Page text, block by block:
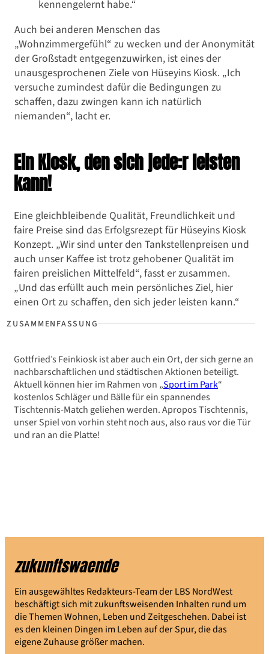
kennengelernt habe.“
Auch bei anderen Menschen das
„Wohnzimmergefühl“ zu wecken und der Anonymität
der Großstadt entgegenzuwirken, ist eines der
unausgesprochenen Ziele von Hüseyins Kiosk. „Ich
versuche zumindest dafür die Bedingungen zu
schaffen, dazu zwingen kann ich natürlich
niemanden“, lacht er.
Ein Kiosk, den sich jede:r leisten
kann!
Eine gleichbleibende Qualität, Freundlichkeit und
faire Preise sind das Erfolgsrezept für Hüseyins Kiosk
Konzept. „Wir sind unter den Tankstellenpreisen und
auch unser Kaffee ist trotz gehobener Qualität im
fairen preislichen Mittelfeld“, fasst er zusammen.
„Und das erfüllt auch mein persönliches Ziel, hier
einen Ort zu schaffen, den sich jeder leisten kann.“
Gottfried’s Feinkiosk ist aber auch ein Ort, der sich gerne an
nachbarschaftlichen und städtischen Aktionen beteiligt.
Aktuell können hier im Rahmen von „Sport im Park“
kostenlos Schläger und Bälle für ein spannendes
Tischtennis-Match geliehen werden. Apropos Tischtennis,
unser Spiel von vorhin steht noch aus, also raus vor die Tür
und ran an die Platte!
zukunftswaende
Ein ausgewähltes Redakteurs-Team der LBS NordWest
beschäftigt sich mit zukunftsweisenden Inhalten rund um
die Themen Wohnen, Leben und Zeitgeschehen. Dabei ist
es den kleinen Dingen im Leben auf der Spur, die das
eigene Zuhause größer machen.